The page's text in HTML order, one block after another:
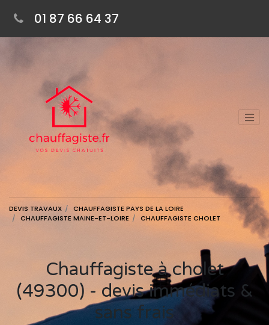
01 87 66 64 37
DEVIS TRAVAUX
CHAUFFAGISTE PAYS DE LA LOIRE
CHAUFFAGISTE MAINE-ET-LOIRE
CHAUFFAGISTE CHOLET
Chauffagiste à cholet
(49300) - devis immédiats &
sans frais